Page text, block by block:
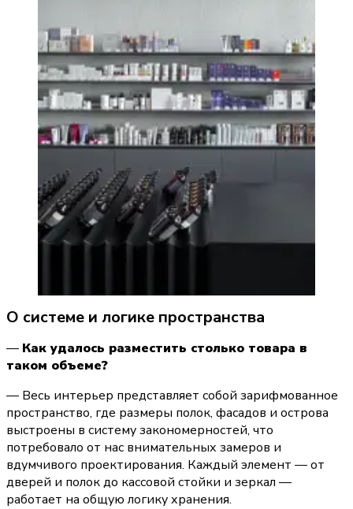
О системе и логике пространства
— Как удалось разместить столько товара в
таком объеме?
— Весь интерьер представляет собой зарифмованное
пространство, где размеры полок, фасадов и острова
выстроены в систему закономерностей, что
потребовало от нас внимательных замеров и
вдумчивого проектирования. Каждый элемент — от
дверей и полок до кассовой стойки и зеркал —
работает на общую логику хранения.